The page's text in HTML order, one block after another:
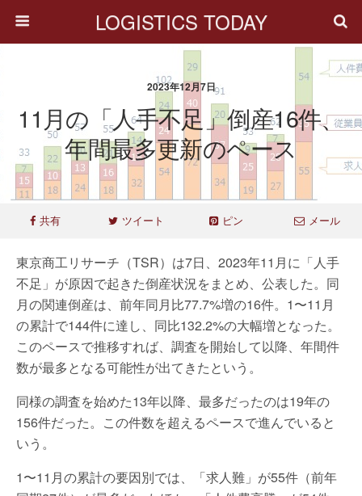
LOGISTICS TODAY
2023年12月7日
11月の「人手不足」倒産16件、
年間最多更新のペース
共有 ツイート ピン メール
東京商工リサーチ（TSR）は7日、2023年11月に「人手
不足」が原因で起きた倒産状況をまとめ、公表した。同
月の関連倒産は、前年同月比77.7%増の16件。1〜11月
の累計で144件に達し、同比132.2%の大幅増となった。
このペースで推移すれば、調査を開始して以降、年間件
数が最多となる可能性が出てきたという。
同様の調査を始めた13年以降、最多だったのは19年の
156件だった。この件数を超えるペースで進んでいると
いう。
1〜11月の累計の要因別では、「求人難」が55件（前年